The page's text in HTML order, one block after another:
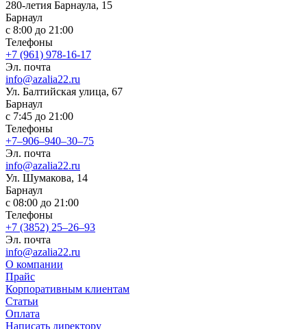
280-летия Барнаула, 15
Барнаул
с 8:00 до 21:00
Телефоны
+7 (961) 978-16-17
Эл. почта
info@azalia22.ru
Ул. ​Балтийская улица, 67
Барнаул
с 7:45 до 21:00
Телефоны
+7‒906‒940‒30‒75
Эл. почта
info@azalia22.ru
​Ул. Шумакова, 14
Барнаул
с 08:00 до 21:00
Телефоны
+7 (3852) 25‒26‒93
Эл. почта
info@azalia22.ru
О компании
Прайс
Корпоративным клиентам
Статьи
Оплата
Написать директору